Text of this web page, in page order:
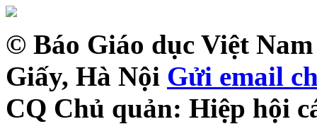
© Báo Giáo dục Việt
Giấy, Hà Nội Gửi email
CQ Chủ quản: Hiệp hội